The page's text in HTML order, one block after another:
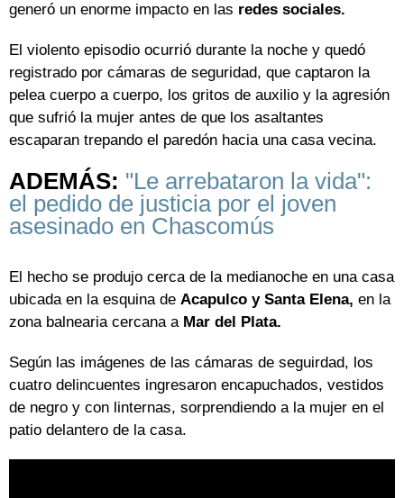
generó un enorme impacto en las redes sociales.
El violento episodio ocurrió durante la noche y quedó
registrado por cámaras de seguridad, que captaron la
pelea cuerpo a cuerpo, los gritos de auxilio y la agresión
que sufrió la mujer antes de que los asaltantes
escaparan trepando el paredón hacia una casa vecina.
ADEMÁS: "Le arrebataron la vida":
el pedido de justicia por el joven
asesinado en Chascomús
El hecho se produjo cerca de la medianoche en una casa
ubicada en la esquina de Acapulco y Santa Elena, en la
zona balnearia cercana aMar del Plata.
Según las imágenes de las cámaras de seguirdad, los
cuatro delincuentes ingresaron encapuchados, vestidos
de negro y con linternas, sorprendiendo a la mujer en el
patio delantero de la casa.